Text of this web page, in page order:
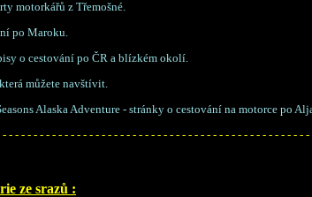
motorkářů z Třemošné.
po Maroku.
o cestování po ČR a blízkém okolí.
můžete navštívit.
Alaska Adventure - stránky o cestování na motorce po
- - - - - - - - - - - - - - - - - - - - - - - - - - - - - - - - - - - - - - - - - - - - - - - -
ze srazů :